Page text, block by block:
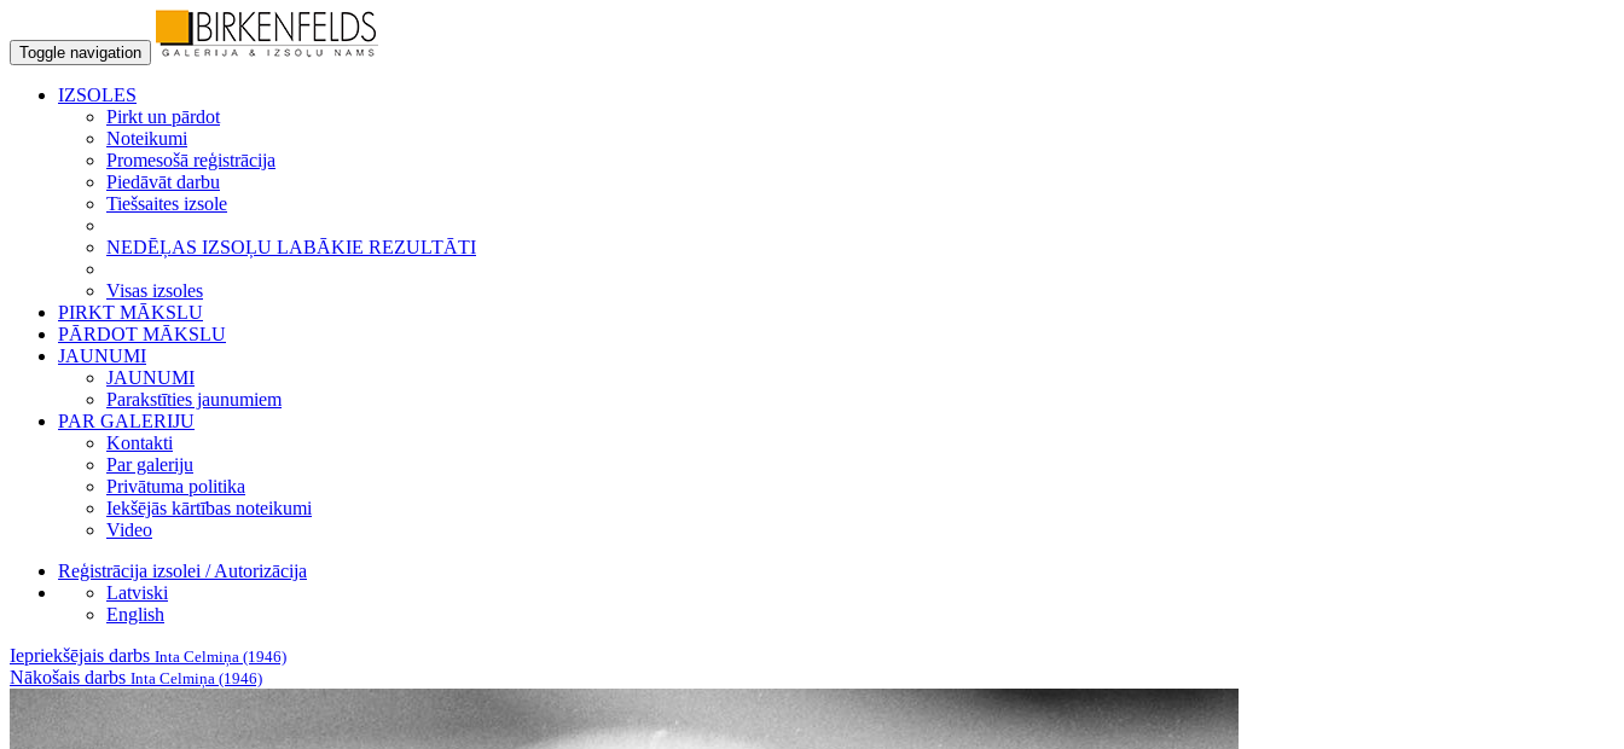
Toggle navigation
IZSOLES
Pirkt un pārdot
Noteikumi
Promesošā reģistrācija
Piedāvāt darbu
Tiešsaites izsole
NEDĒĻAS IZSOĻU LABĀKIE REZULTĀTI
Visas izsoles
PIRKT MĀKSLU
PĀRDOT MĀKSLU
JAUNUMI
JAUNUMI
Parakstīties jaunumiem
PAR GALERIJU
Kontakti
Par galeriju
Privātuma politika
Iekšējās kārtības noteikumi
Video
Reģistrācija izsolei / Autorizācija
Latviski
English
Iepriekšējais darbs Inta Celmiņa (1946)
Nākošais darbs Inta Celmiņa (1946)